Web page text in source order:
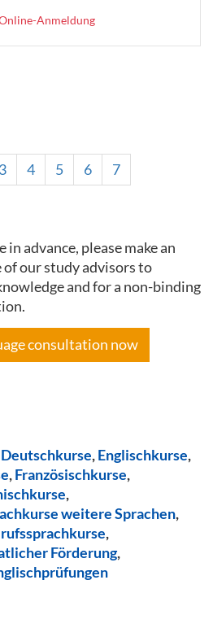
Anmeldung
3 4 5 6 7
advance, please make an
our study advisors to
and for a non-binding
consultation now
Deutschkurse,Englischkurse,
,Französischkurse,
,
weitere Sprachen,
,
Förderung,